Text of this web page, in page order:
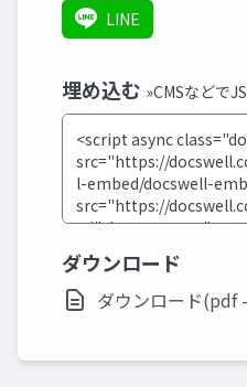
LINE
埋め込む »CMSなどで
ダウンロード
ダウンロード(pdf